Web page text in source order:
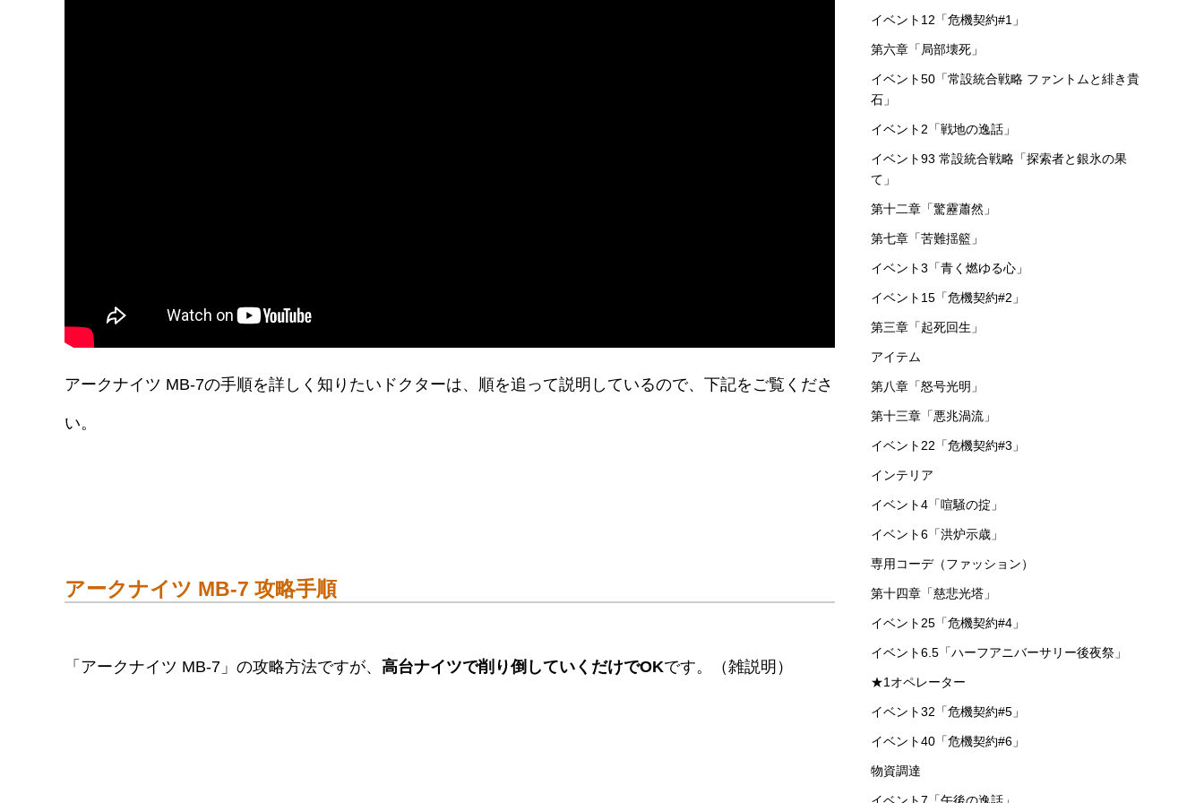
アークナイツ MB-7の手順を詳しく知りたいドクターは、順を追って説明しているので、下記をご覧くださ
い。
アークナイツ MB-7 攻略手順
「アークナイツ MB-7」の攻略方法ですが、 高台ナイツで削り倒していくだけでOKです。（雑説明）
イベント12「危機契約#1」
第六章「局部壊死」
イベント50「常設統合戦略 ファントムと緋き貴
石」
イベント2「戦地の逸話」
イベント93 常設統合戦略「探索者と銀氷の果
て」
第十二章「驚靂蕭然」
第七章「苦難揺籃」
イベント3「青く燃ゆる心」
イベント15「危機契約#2」
第三章「起死回生」
アイテム
第八章「怒号光明」
第十三章「悪兆渦流」
イベント22「危機契約#3」
インテリア
イベント4「喧騒の掟」
イベント6「洪炉示歳」
専用コーデ（ファッション）
第十四章「慈悲光塔」
イベント25「危機契約#4」
イベント6.5「ハーフアニバーサリー後夜祭」
★1オペレーター
イベント32「危機契約#5」
イベント40「危機契約#6」
物資調達